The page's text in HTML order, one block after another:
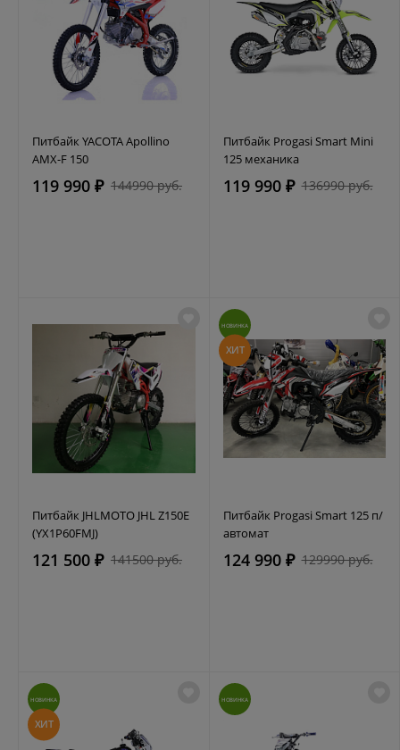
Питбайк YACOTA Apollino
AMX-F 150
119 990 ₽ 144990 руб.
Питбайк Progasi Smart Mini
125 механика
119 990 ₽ 136990 руб.
Питбайк JHLMOTO JHL Z150E
(YX1P60FMJ)
121 500 ₽ 141500 руб.
НОВИНКА
ХИТ
Питбайк Progasi Smart 125 п/
автомат
124 990 ₽ 129990 руб.
НОВИНКА
ХИТ
НОВИНКА